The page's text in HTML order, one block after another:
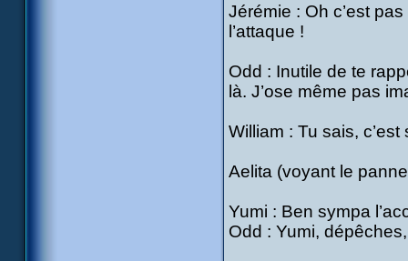
Jérémie : Oh c’est
l’attaque !
Odd : Inutile de te
là. J’ose même pas
William : Tu sais,
Aelita (voyant le
Yumi : Ben sympa
Odd : Yumi,